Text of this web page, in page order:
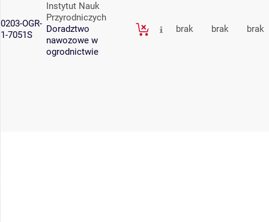
0203-OGR-
1-7051S
Instytut Nauk
Przyrodniczych
Doradztwo
nawozowe w
ogrodnictwie
brak brak brak